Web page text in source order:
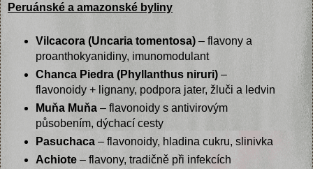
Peruánské a amazonské byliny
Vilcacora (Uncaria tomentosa)– flavony a
proanthokyanidiny, imunomodulant
Chanca Piedra (Phyllanthus niruri)–
flavonoidy + lignany, podpora jater, žluči a ledvin
Muňa Muňa– flavonoidy s antivirovým
působením, dýchací cesty
Pasuchaca– flavonoidy, hladina cukru, slinivka
Achiote– flavony, tradičně při infekcích